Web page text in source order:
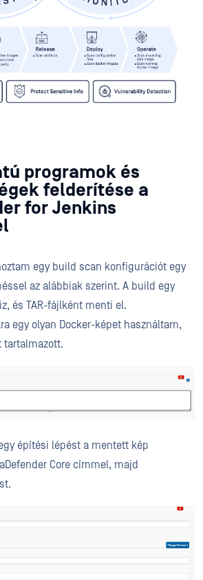
programok és
felderítése a
for Jenkins
egy build scan konfigurációt egy
az alábbiak szerint. A build egy
és TAR-fájlként menti el.
egy olyan Docker-képet használtam,
tartalmazott.
építési lépést a mentett kép
Core címmel, majd